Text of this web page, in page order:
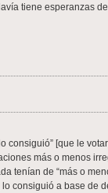
tiene esperanzas
consiguió” [que le
más o menos
tenían de “más o
consiguió a base de